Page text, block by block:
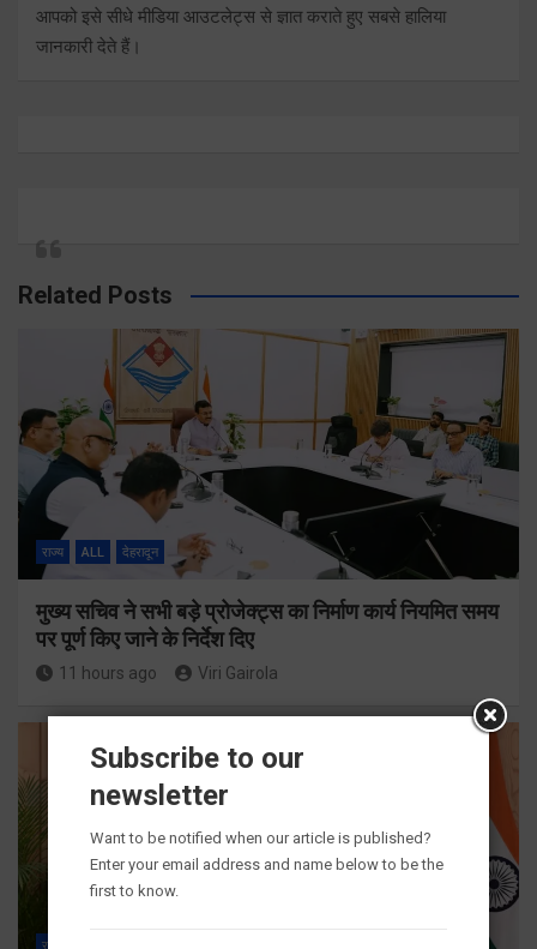
आपको इसे सीधे मीडिया आउटलेट्स से ज्ञात कराते हुए सबसे हालिया
जानकारी देते हैं।
Related Posts
राज्य ALL देहरादून
मुख्य सचिव ने सभी बड़े प्रोजेक्ट्स का निर्माण कार्य नियमित समय
पर पूर्ण किए जाने के निर्देश दिए
11 hours ago Viri Gairola
Subscribe to our
newsletter
Want to be notified when our article is published?
Enter your email address and name below to be the
first to know.